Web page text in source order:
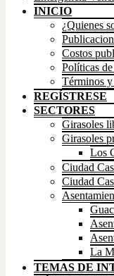
INICIO
¿Quienes
Costos
Políticas
Términos
REGÍSTRESE
SECTORES
Girasoles
Girasoles
Los
Ciudad
Ciudad
La
TEMAS DE